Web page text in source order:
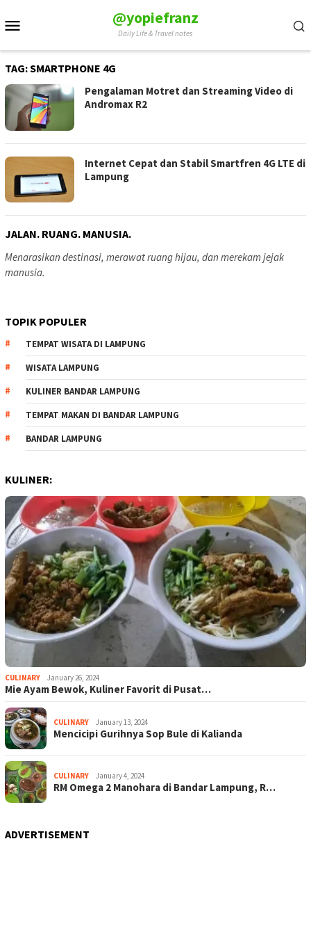
to
@yopiefranz
Daily Life & Travel notes
TAG:SMARTPHONE 4G
Pengalaman Motret dan Streaming Video di
Andromax R2
Internet Cepat dan Stabil Smartfren 4G LTE di
Lampung
JALAN. RUANG. MANUSIA.
Menarasikan destinasi, merawat ruang hijau, dan merekam jejak
manusia.
TOPIK POPULER
TEMPAT WISATA DI LAMPUNG
WISATA LAMPUNG
KULINER BANDAR LAMPUNG
TEMPAT MAKAN DI BANDAR LAMPUNG
BANDAR LAMPUNG
KULINER:
CULINARY January 26, 2024
Mie Ayam Bewok, Kuliner Favorit di Pusat…
CULINARY January 13, 2024
Mencicipi Gurihnya Sop Bule di Kalianda
CULINARY January 4, 2024
RM Omega 2 Manohara di Bandar Lampung, R…
ADVERTISEMENT